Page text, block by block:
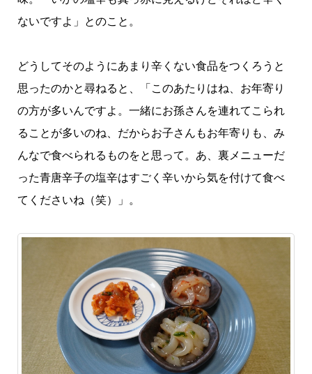
ないですよ」とのこと。
どうしてそのようにあまり辛くない食品をつくろうと
思ったのかと尋ねると、「このあたりはね、お年寄り
の方が多いんですよ。一緒にお孫さんを連れてこられ
ることが多いのね、だからお子さんもお年寄りも、み
んなで食べられるものをと思って。あ、裏メニューだ
った青唐辛子の塩辛はすごく辛いから気を付けて食べ
てくださいね（笑）」。